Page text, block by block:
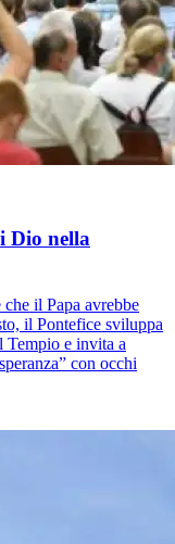
Dio nella
che il Papa avrebbe
il Pontefice sviluppa
Tempio e invita a
con occhi